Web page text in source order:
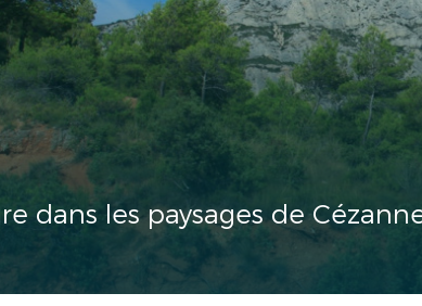
dans les paysages de